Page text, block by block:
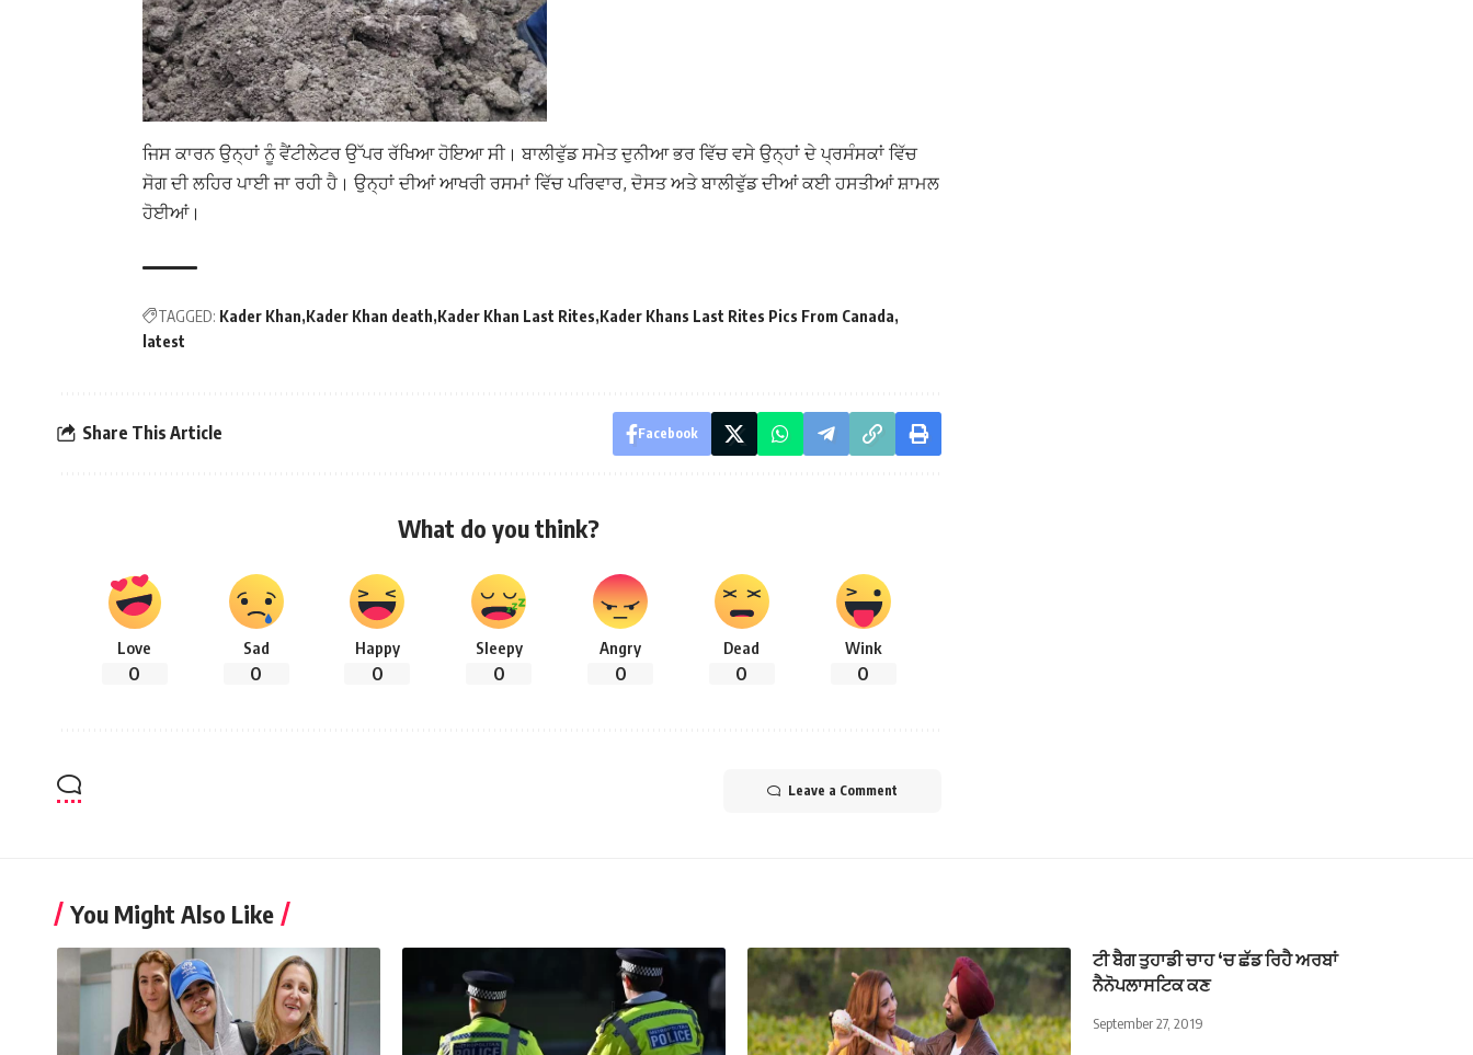
ਜਿਸ ਕਾਰਨ ਉਨ੍ਹਾਂ ਨੂੰ ਵੈਂਟੀਲੇਟਰ ਉੱਪਰ ਰੱਖਿਆ ਹੋਇਆ ਸੀ। ਬਾਲੀਵੁੱਡ ਸਮੇਤ ਦੁਨੀਆ ਭਰ ਵਿੱਚ ਵਸੇ ਉਨ੍ਹਾਂ ਦੇ ਪ੍ਰਸੰਸਕਾਂ ਵਿੱਚ
ਸੋਗ ਦੀ ਲਹਿਰ ਪਾਈ ਜਾ ਰਹੀ ਹੈ। ਉਨ੍ਹਾਂ ਦੀਆਂ ਆਖਰੀ ਰਸਮਾਂ ਵਿੱਚ ਪਰਿਵਾਰ, ਦੋਸਤ ਅਤੇ ਬਾਲੀਵੁੱਡ ਦੀਆਂ ਕਈ ਹਸਤੀਆਂ ਸ਼ਾਮਲ
ਹੋਈਆਂ।
TAGGED: Kader Khan Kader Khan death Kader Khan Last Rites Kader Khans Last Rites Pics From Canada
latest
Share This Article Facebook
What do you think?
Love
0
Sad
0
Happy
0
Sleepy
0
Angry
0
Dead
0
Wink
0
Leave a Comment
You Might Also Like
ਟੀ ਬੈਗ ਤੁਹਾਡੀ ਚਾਹ ‘ਚ ਛੱਡ ਰਿਹੈ ਅਰਬਾਂ
ਨੈਨੋਪਲਾਸਟਿਕ ਕਣ
September 27, 2019